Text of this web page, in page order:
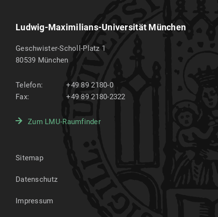
Ludwig-Maximilians-Universität München
Geschwister-Scholl-Platz 1
80539 München
Telefon:
+49 89 2180-0
Fax:
+49 89 2180-2322
Zum LMU-Raumfinder
Sitemap
Datenschutz
Impressum